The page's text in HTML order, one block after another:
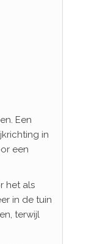
Een
in
een
het als
in de tuin
terwijl